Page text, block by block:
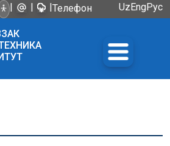
| | |Телефон
UzEngРус